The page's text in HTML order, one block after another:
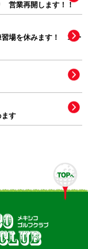
業再開します！！
習場を休みます！ コー
す